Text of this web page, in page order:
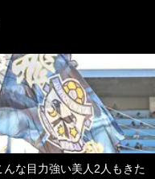
んな目力強い美人2人もきた